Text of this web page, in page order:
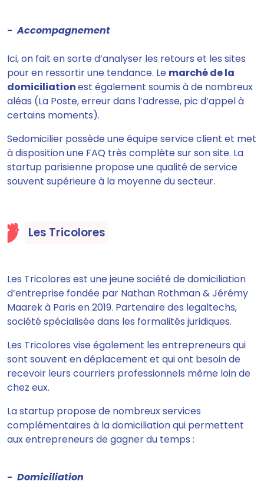
- Accompagnement
Ici, on fait en sorte d’analyser les retours et les sites
pour en ressortir une tendance. Le marché de la
domiciliationest également soumis à de nombreux
aléas (La Poste, erreur dans l’adresse, pic d’appel à
certains moments).
Sedomicilier possède une équipe service client et met
à disposition une FAQ très complète sur son site. La
startup parisienne propose une qualité de service
souvent supérieure à la moyenne du secteur.
Les Tricolores
Les Tricolores est une jeune société de domiciliation
d’entreprise fondée par Nathan Rothman & Jérémy
Maarek à Paris en 2019. Partenaire des legaltechs,
société spécialisée dans les formalités juridiques.
Les Tricolores vise également les entrepreneurs qui
sont souvent en déplacement et qui ont besoin de
recevoir leurs courriers professionnels même loin de
chez eux.
La startup propose de nombreux services
complémentaires à la domiciliation qui permettent
aux entrepreneurs de gagner du temps :
- Domiciliation